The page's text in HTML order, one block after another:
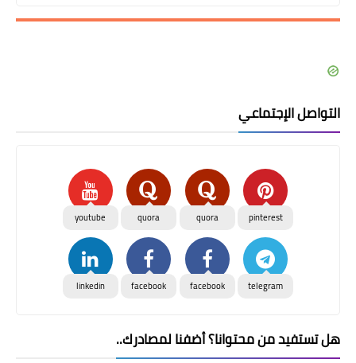
التواصل الإجتماعي
pinterest
quora
quora
youtube
telegram
facebook
facebook
linkedin
هل تستفيد من محتوانا؟ أضفنا لمصادرك..